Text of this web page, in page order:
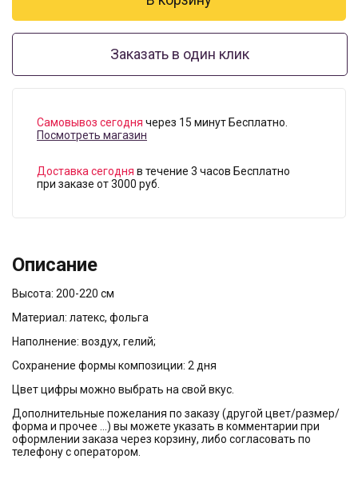
Заказать в один клик
Самовывоз сегодня через 15 минут Бесплатно.
Посмотреть магазин
Доставка сегодня в течение 3 часов Бесплатно
при заказе от 3000 руб.
Описание
Высота: 200-220 см
Материал: латекс, фольга
Наполнение: воздух, гелий;
Сохранение формы композиции: 2 дня
Цвет цифры можно выбрать на свой вкус.
Дополнительные пожелания по заказу (другой цвет/размер/
форма и прочее …) вы можете указать в комментарии при
оформлении заказа через корзину, либо согласовать по
телефону с оператором.